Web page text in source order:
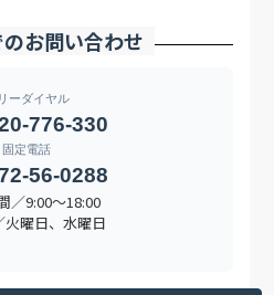
お問い合わせ
／9:00〜18:00
火曜日、水曜日
ーダイヤル
776-330
固定電話
56-0288